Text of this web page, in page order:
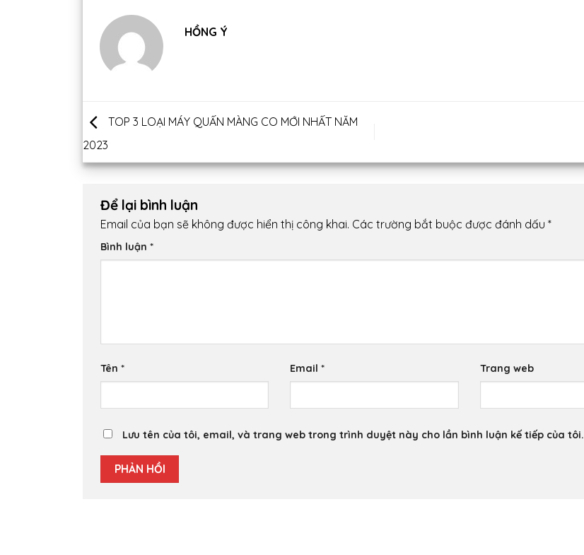
HỒNG Ý
TOP 3 LOẠI MÁY QUẤN MÀNG CO MỚI NHẤT NĂM
2023
Để lại bình luận
Email của bạn sẽ không được hiển thị công khai. Các trường bắt buộc được đánh dấu *
Bình luận *
Tên * Email* Trang web
Lưu tên của tôi, email, và trang web trong trình duyệt này cho lần bình luận kế tiếp của tôi.